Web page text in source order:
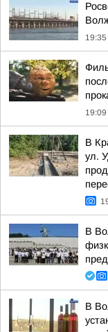
19:35
19:09
В
ул.
В
В